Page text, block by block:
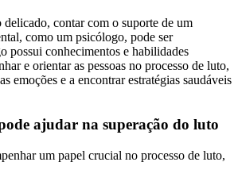
delicado, contar com o suporte de um
como um psicólogo, pode ser
possui conhecimentos e habilidades
e orientar as pessoas no processo de luto,
emoções e a encontrar estratégias saudáveis
ajudar na superação do luto
um papel crucial no processo de luto,